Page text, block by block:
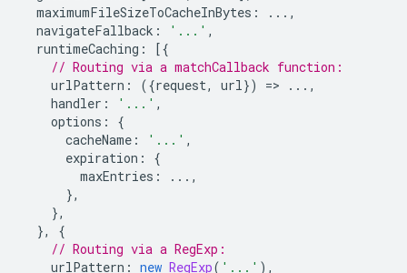
maximumFileSizeToCacheInBytes :
...,
navigateFallback : '...' ,
runtimeCaching :
[{
// Routing via a matchCallback function:
urlPattern : ({request, url}) =>
...,
handler : '...' ,
options :
{
cacheName : '...' ,
expiration :
{
maxEntries :
...,
},
},
},
{
// Routing via a RegExp:
urlPattern : new RegExp( '...' ),